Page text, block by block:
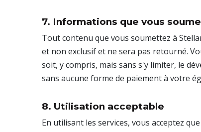
7. Informations que vous
Tout contenu que vous soumettez à
et non exclusif et ne sera pas retourné.
soit, y compris, mais sans s'y limiter, le
sans aucune forme de paiement à votre
8. Utilisation acceptable
En utilisant les services, vous acceptez que